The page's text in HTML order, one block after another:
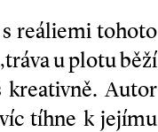
reáliemi tohoto
u plotu běží
kreativně. Autor
tíhne k jejímu